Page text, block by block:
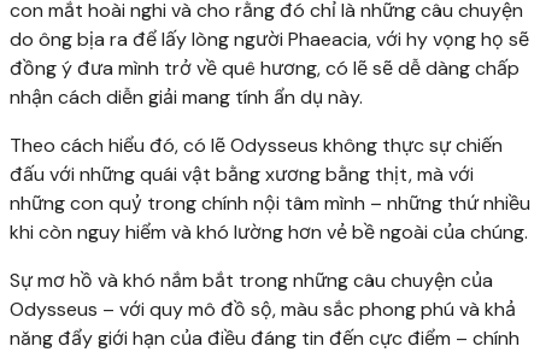
con mắt hoài nghi và cho rằng đó chỉ là những câu chuyện
do ông bịa ra để lấy lòng người Phaeacia, với hy vọng họ sẽ
đồng ý đưa mình trở về quê hương, có lẽ sẽ dễ dàng chấp
nhận cách diễn giải mang tính ẩn dụ này.
Theo cách hiểu đó, có lẽ Odysseus không thực sự chiến
đấu với những quái vật bằng xương bằng thịt, mà với
những con quỷ trong chính nội tâm mình – những thứ nhiều
khi còn nguy hiểm và khó lường hơn vẻ bề ngoài của chúng.
Sự mơ hồ và khó nắm bắt trong những câu chuyện của
Odysseus – với quy mô đồ sộ, màu sắc phong phú và khả
năng đẩy giới hạn của điều đáng tin đến cực điểm – chính